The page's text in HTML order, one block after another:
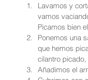
Lavamos y
vamos
Picamos bien
Ponemos una
que hemos
cilantro
Añadimos el